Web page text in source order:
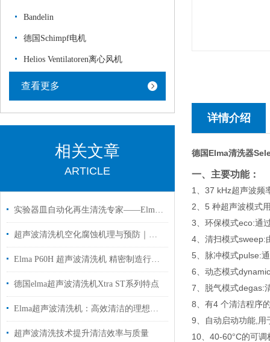
Bandelin
德国Schimpf电机
Helios Ventilatoren离心风机
查看更多
相关文章
ARTICLE
实验器皿自动化再生清洗专家——Elma实验室清洗机应用解析
超声波清洗机空化腐蚀机理与预防｜德国 Elma 工厂专业解答
Elma P60H 超声波清洗机 精密制造行业应用解析
德国elma超声波清洗机Xtra ST系列特点
Elma超声波清洗机：高效清洁的理想之选
超声波清洗技术提升清洁效率与质量
详情介绍
德国Elma清洗器
一、主要功能：
1 、 37 kHz超声波频
2、 5 种超声波模式
3、环保模式eco:通
4、清扫模式sweep:
5、脉冲模式pulse:
6、动态模式
7、脱气模式degas:
8、有4 个清洁程序
9、自动启动功能 用
10、 40-60°C的可调